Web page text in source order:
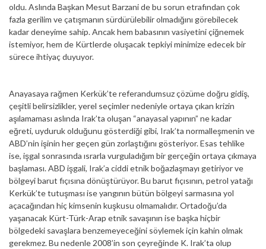
oldu. Aslında Başkan Mesut Barzani de bu sorun etrafından çok
fazla gerilim ve çatışmanın sürdürülebilir olmadığını görebilecek
kadar deneyime sahip. Ancak hem babasının vasiyetini çiğnemek
istemiyor, hem de Kürtlerde oluşacak tepkiyi minimize edecek bir
sürece ihtiyaç duyuyor.
Anayasaya rağmen Kerkük’te referandumsuz çözüme doğru gidiş,
çeşitli belirsizlikler, yerel seçimler nedeniyle ortaya çıkan krizin
aşılamaması aslında Irak’ta oluşan “anayasal yapının” ne kadar
eğreti, uyduruk olduğunu gösterdiği gibi, Irak’ta normalleşmenin ve
ABD’nin işinin her geçen gün zorlaştığını gösteriyor. Esas tehlike
ise, işgal sonrasında ısrarla vurguladığım bir gerçeğin ortaya çıkmaya
başlaması. ABD işgali, Irak’a ciddi etnik boğazlaşmayı getiriyor ve
bölgeyi barut fıçısına dönüştürüyor. Bu barut fıçısının, petrol yatağı
Kerkük’te tutuşması ise yangının bütün bölgeyi sarmasına yol
açacağından hiç kimsenin kuşkusu olmamalıdır. Ortadoğu’da
yaşanacak Kürt-Türk-Arap etnik savaşının ise başka hiçbir
bölgedeki savaşlara benzemeyeceğini söylemek için kahin olmak
gerekmez. Bu nedenle 2008’in son çeyreğinde K. Irak’ta olup